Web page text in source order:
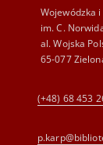
Wojewódzka
im. C.
al. Wojska
65-077
(+48) 68 453